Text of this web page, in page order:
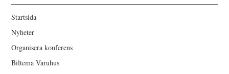
Startsida
Nyheter
Organisera konferens
Biltema Varuhus